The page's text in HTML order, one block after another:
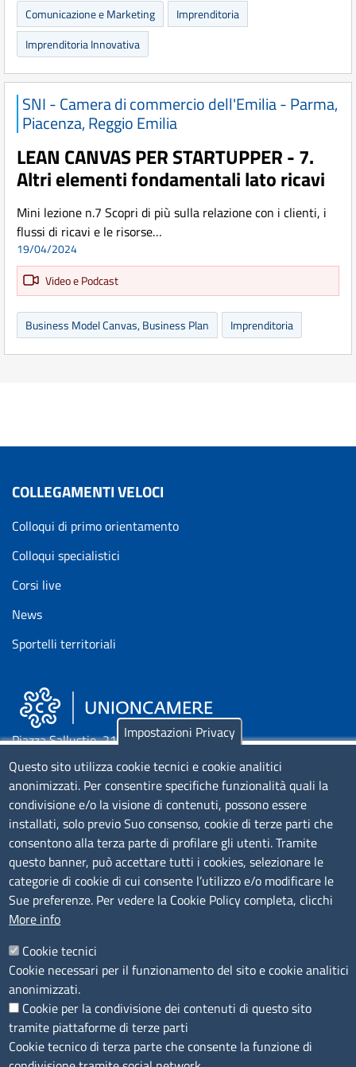
Comunicazione e Marketing
Imprenditoria
Imprenditoria Innovativa
SNI - Camera di commercio dell'Emilia - Parma,
Piacenza, Reggio Emilia
LEAN CANVAS PER STARTUPPER - 7.
Altri elementi fondamentali lato ricavi
Mini lezione n.7 Scopri di più sulla relazione con i clienti, i
flussi di ricavi e le risorse…
19/04/2024
Video e Podcast
Business Model Canvas, Business Plan Imprenditoria
COLLEGAMENTI VELOCI
Colloqui di primo orientamento
Colloqui specialistici
Corsi live
News
Sportelli territoriali
Piazza Sallustio, 21 - 00187 Roma
EMAIL: info.sni@unioncamere.it
C.F.: 01484460587
P.Iva: 01000211001
SERVIZIO REALIZZATO DA
SEGUICI SU
Impostazioni Privacy
Questo sito utilizza cookie tecnici e cookie analitici
anonimizzati. Per consentire specifiche funzionalità quali la
condivisione e/o la visione di contenuti, possono essere
installati, solo previo Suo consenso, cookie di terze parti che
consentono alla terza parte di profilare gli utenti. Tramite
questo banner, può accettare tutti i cookies, selezionare le
categorie di cookie di cui consente l’utilizzo e/o modificare le
Sue preferenze. Per vedere la Cookie Policy completa, clicchi
More info
Cookie tecnici
Cookie necessari per il funzionamento del sito e cookie analitici
anonimizzati.
Cookie per la condivisione dei contenuti di questo sito
tramite piattaforme di terze parti
Cookie tecnico di terza parte che consente la funzione di